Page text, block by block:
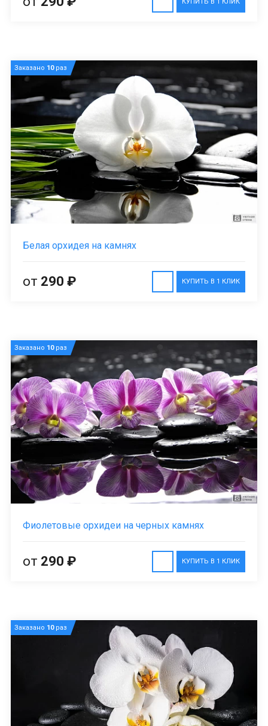
Заказано 10раз
Белая орхидея на камнях
КУПИТЬ В 1 КЛИК
от 290 ₽
Заказано 10раз
Фиолетовые орхидеи на черных камнях
КУПИТЬ В 1 КЛИК
от 290 ₽
Заказано 10раз